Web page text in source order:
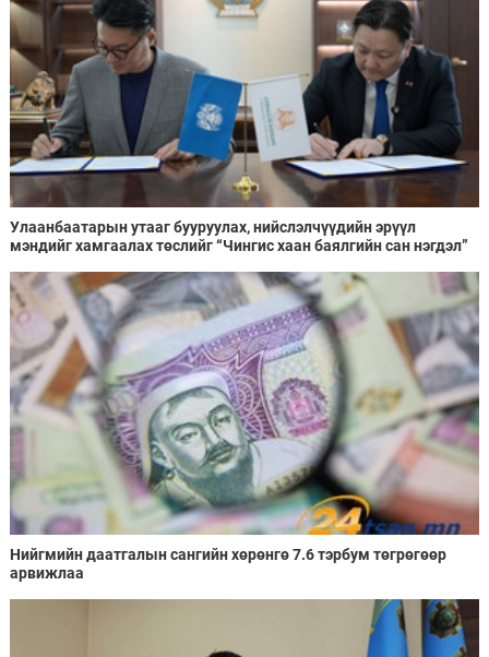
Улаанбаатарын утааг бууруулах, нийслэлчүүдийн эрүүл
мэндийг хамгаалах төслийг “Чингис хаан баялгийн сан нэгдэл”
Нийгмийн даатгалын сангийн хөрөнгө 7.6 тэрбум төгрөгөөр
арвижлаа